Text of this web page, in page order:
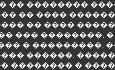
�� ��������
�� ����
�� ����
��� ��������. �
� ���������.
������.
�������� �